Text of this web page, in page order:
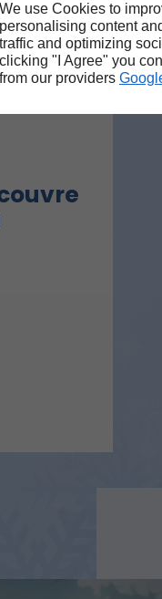
We use Cookies to
personalising content
traffic and optimizing
clicking "I Agree" you
from our providers